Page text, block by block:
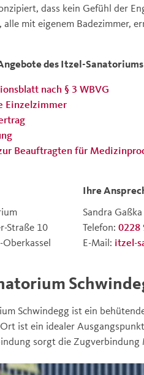
dass kein Gefühl der
alle mit eigenem Badezimmer,
des Itzel-Sanatoriums
nach § 3 WBVG
Einzelzimmer
Beauftragten für
Straße 10
Oberkassel
Ihre
Sandra Gaßka
Telefon: 0228
E-Mail: itzel-
Schwindegg ist ein
ist ein idealer
sorgt die Zugverbindung